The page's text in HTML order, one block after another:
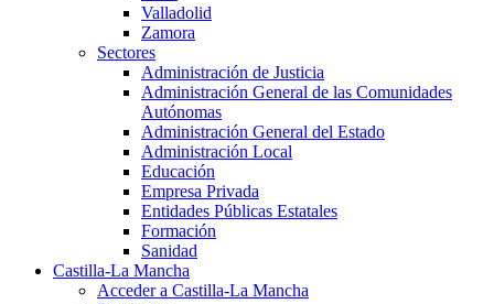
Valladolid
Zamora
Sectores
Administración de Justicia
Administración General de las Comunidades
Autónomas
Administración General del Estado
Administración Local
Educación
Empresa Privada
Entidades Públicas Estatales
Formación
Sanidad
Castilla-La Mancha
Acceder a Castilla-La Mancha